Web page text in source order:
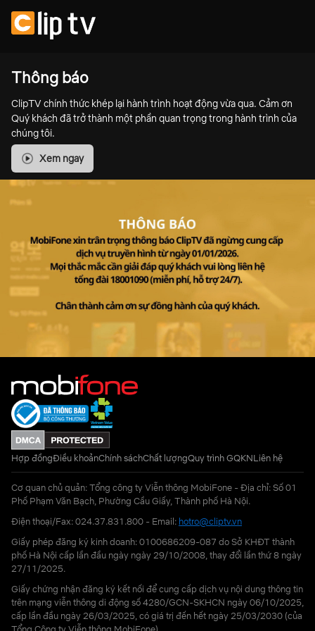
Thông báo
ClipTV chính thức khép lại hành trình hoạt động vừa qua. Cảm ơn
Quý khách đã trở thành một phần quan trọng trong hành trình của
chúng tôi.
Xem ngay
Hợp đồngĐiều khoảnChính sáchChất lượngQuy trình GQKNLiên hệ
Cơ quan chủ quản: Tổng công ty Viễn thông MobiFone - Địa chỉ: Số 01
Phố Phạm Văn Bạch, Phường Cầu Giấy, Thành phố Hà Nội.
Điện thoại/Fax: 024.37.831.800 - Email: hotro@cliptv.vn
Giấy phép đăng ký kinh doanh: 0100686209-087 do Sở KHĐT thành
phố Hà Nội cấp lần đầu ngày ngày 29/10/2008, thay đổi lần thứ 8 ngày
27/11/2025.
Giấy chứng nhận đăng ký kết nối để cung cấp dịch vụ nội dung thông tin
trên mạng viễn thông di động số 4280/GCN-SKHCN ngày 06/10/2025,
cấp lần đầu ngày 26/03/2025, có giá trị đến hết ngày 25/03/2030 (của